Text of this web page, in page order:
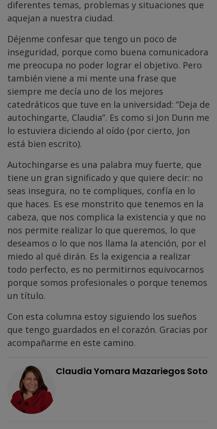
diferentes temas, problemas y situaciones que
aquejan a nuestra ciudad.
Déjenme confesar que tengo un poco de
inseguridad, porque como buena comunicadora
me preocupa no poder lograr el objetivo. Pero
también viene a mi mente una frase que
siempre me decía uno de los mejores
catedráticos que tuve en la universidad: “Deja de
autochingarte, Claudia”. Es como si Jon Dunn me
lo estuviera diciendo al oído (por cierto, Jon
está bien escrito).
Autochingarse es una palabra muy fuerte, que
tiene un gran significado y que quiere decir: no
seas insegura, no te compliques, confía en lo
que haces. Es ese monstrito que tenemos en la
cabeza, que nos complica la existencia y que no
nos permite realizar lo que queremos, lo que
deseamos o lo que nos llama la atención, por el
miedo al qué dirán. Es la exigencia a realizar
todo perfecto, es no permitirnos equivocarnos
porque somos profesionales o porque tenemos
un título.
Con esta columna estoy siguiendo los sueños
que tengo guardados en el corazón. Gracias por
acompañarme en este camino.
Claudia Yomara Mazariegos Soto